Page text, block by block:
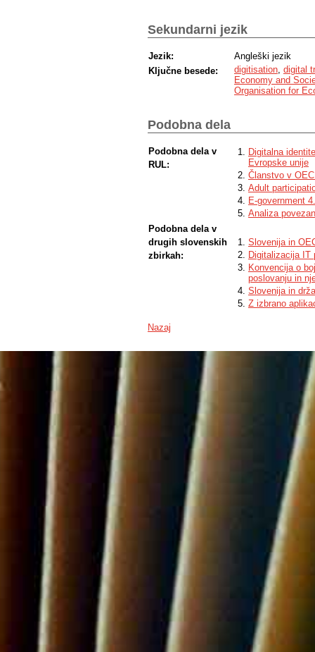
Sekundarni jezik
Jezik:
Angleški jezik
Ključne besede:
digitisation digital
Economy and
Organisation for
Podobna dela
Podobna dela v
RUL:
Digitalna
Evropske unije
Članstvo v
Adult
E-government
Analiza
Podobna dela v
drugih slovenskih
zbirkah:
Slovenija in
Digitalizacija IT
Konvencija o
poslovanju in
Slovenija in
Z izbrano
Nazaj